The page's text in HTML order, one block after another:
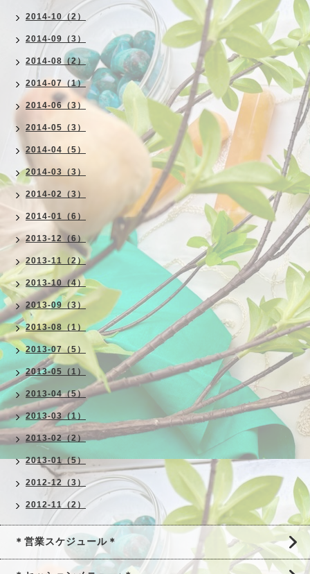
2014-10（2）
2014-09（3）
2014-08（2）
2014-07（1）
2014-06（3）
2014-05（3）
2014-04（5）
2014-03（3）
2014-02（3）
2014-01（6）
2013-12（6）
2013-11（2）
2013-10（4）
2013-09（3）
2013-08（1）
2013-07（5）
2013-05（1）
2013-04（5）
2013-03（1）
2013-02（2）
2013-01（5）
2012-12（3）
2012-11（2）
＊営業スケジュール＊